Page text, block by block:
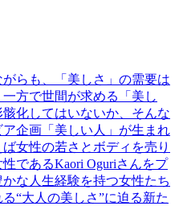
らも、「美しさ」の需要は
方で世間が求める「美し
化してはいないか、そんな
企画「美しい人」が生まれ
女性の若さとボディを売り
であるKaori Oguriさんをプ
な人生経験を持つ女性たち
“大人の美しさ”に迫る新た